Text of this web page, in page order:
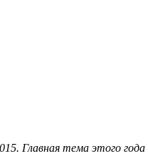
Главная тема этого года